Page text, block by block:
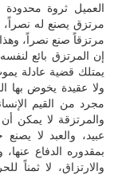
العميل ثروة
مرتزق يصنع له نصراً،
مرتزقاً صنع نصراً،
إن المرتزق بائع
يمتلك قضية عادلة
ولا عقيدة يخوض بها
مجرد من القيم
والمرتزقة لا يمكن أن
عبيد، والعبد لا
بمقدوره الدفاع
والارتزاق، لا ثمناً